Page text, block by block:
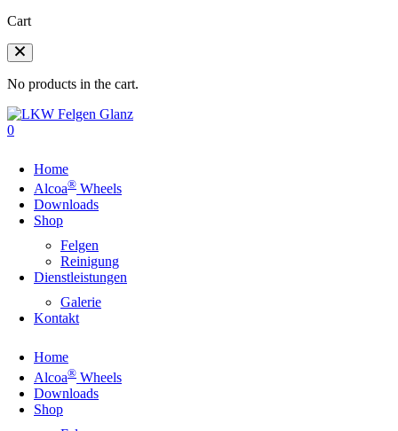
Cart
No products in the cart.
0
Home
Alcoa® Wheels
Downloads
Shop
Felgen
Reinigung
Dienstleistungen
Galerie
Kontakt
Home
Alcoa® Wheels
Downloads
Shop